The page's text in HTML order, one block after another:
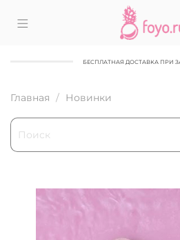
БЕСПЛАТНАЯ ДОСТАВКА ПРИ
Главная Новинки